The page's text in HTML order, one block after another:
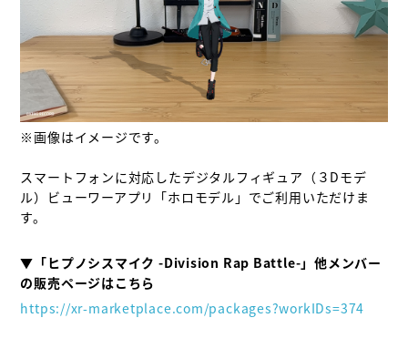
※画像はイメージです。
スマートフォンに対応したデジタルフィギュア（３Dモデ
ル）ビューワーアプリ「ホロモデル」でご利用いただけま
す。
▼「ヒプノシスマイク -Division Rap Battle-」他メンバー
https://xr-marketplace.com/packages?workIDs=374